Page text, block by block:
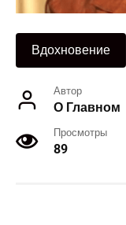
Вдохновение
Автор
О Главном
Просмотры
89